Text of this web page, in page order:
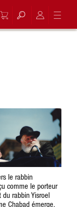
le rabbin
comme le porteur
du rabbin Yisroel
Chabad émerge,